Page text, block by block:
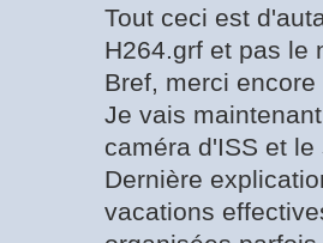
Tout ceci est
H264.grf et pas le
Bref, merci
Je vais
caméra d'ISS et
Dernière
vacations